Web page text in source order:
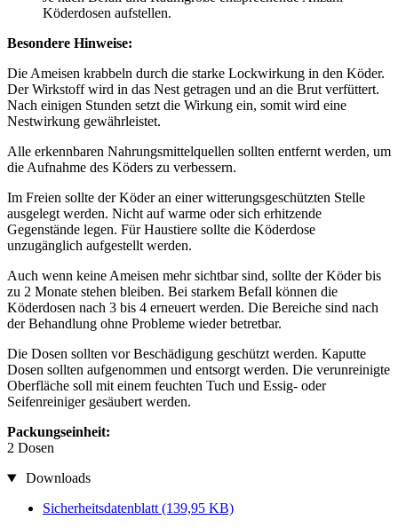
Köderdosen aufstellen.
Besondere Hinweise:
Die Ameisen krabbeln durch die starke Lockwirkung in den Köder.
Der Wirkstoff wird in das Nest getragen und an die Brut verfüttert.
Nach einigen Stunden setzt die Wirkung ein, somit wird eine
Nestwirkung gewährleistet.
Alle erkennbaren Nahrungsmittelquellen sollten entfernt werden, um
die Aufnahme des Köders zu verbessern.
Im Freien sollte der Köder an einer witterungsgeschützten Stelle
ausgelegt werden. Nicht auf warme oder sich erhitzende
Gegenstände legen. Für Haustiere sollte die Köderdose
unzugänglich aufgestellt werden.
Auch wenn keine Ameisen mehr sichtbar sind, sollte der Köder bis
zu 2 Monate stehen bleiben. Bei starkem Befall können die
Köderdosen nach 3 bis 4 erneuert werden. Die Bereiche sind nach
der Behandlung ohne Probleme wieder betretbar.
Die Dosen sollten vor Beschädigung geschützt werden. Kaputte
Dosen sollten aufgenommen und entsorgt werden. Die verunreinigte
Oberfläche soll mit einem feuchten Tuch und Essig- oder
Seifenreiniger gesäubert werden.
Packungseinheit:
2 Dosen
Downloads
Sicherheitsdatenblatt (139,95 KB)